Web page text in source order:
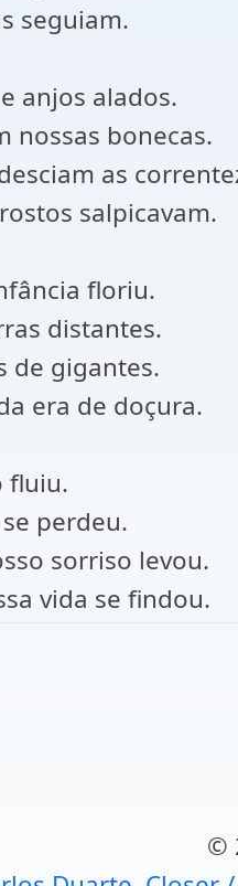
seguiam.
anjos alados.
nossas bonecas.
as
salpicavam.
floriu.
distantes.
de gigantes.
era de doçura.
fluiu.
perdeu.
sorriso levou.
vida se findou.
©